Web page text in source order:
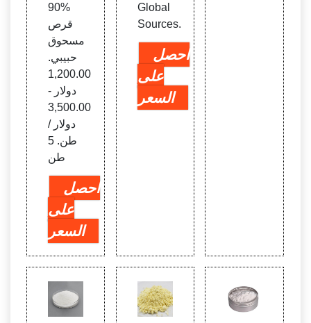
90%
قرص
مسحوق
حبيبي.
1,200.00
دولار -
3,500.00
دولار /
طن. 5
طن
احصل
على
السعر
Global
Sources.
احصل
على
السعر